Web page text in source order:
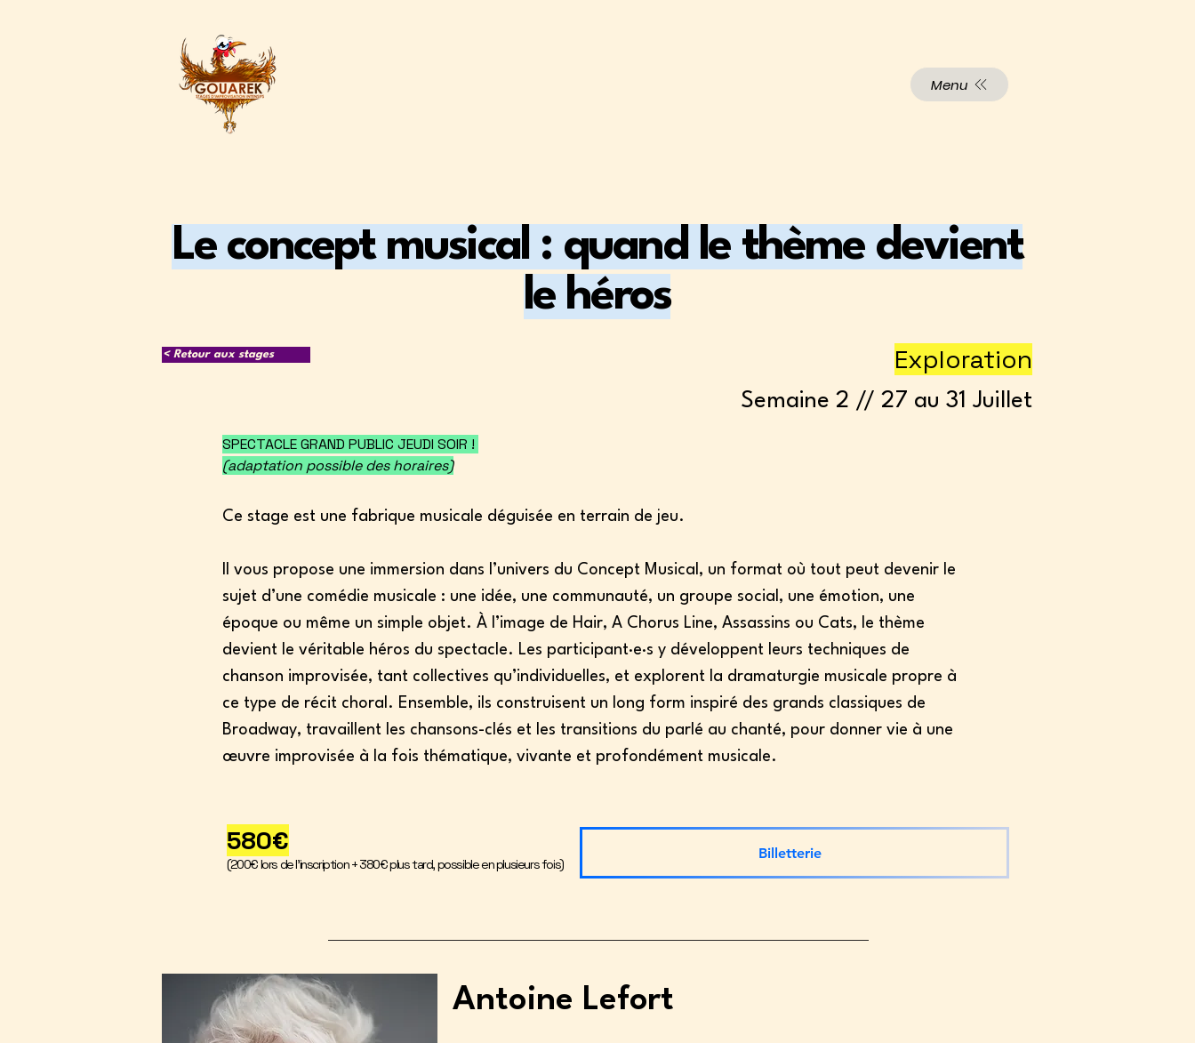
Menu
Le concept musical : quand le thème devient
le héros
< Retour aux stages Exploration
Semaine 2 // 27 au 31 Juillet
SPECTACLE GRAND PUBLIC JEUDI SOIR !
(adaptation possible des horaires)
Ce stage est une fabrique musicale déguisée en terrain de jeu.
Il vous propose une immersion dans l’univers du Concept Musical, un format où tout peut devenir le
sujet d’une comédie musicale : une idée, une communauté, un groupe social, une émotion, une
époque ou même un simple objet. À l’image de Hair, A Chorus Line, Assassins ou Cats, le thème
devient le véritable héros du spectacle. Les participant·e·s y développent leurs techniques de
chanson improvisée, tant collectives qu’individuelles, et explorent la dramaturgie musicale propre à
ce type de récit choral. Ensemble, ils construisent un long form inspiré des grands classiques de
Broadway, travaillent les chansons-clés et les transitions du parlé au chanté, pour donner vie à une
œuvre improvisée à la fois thématique, vivante et profondément musicale.
580€
(200€ lors de l'inscription + 380€ plus tard, possible en plusieurs fois)
Billetterie
Antoine Lefort